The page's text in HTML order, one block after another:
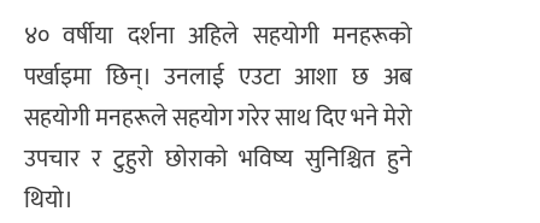
४० वर्षीया दर्शना अहिले सहयोगी मनहरूको
पर्खाइमा छिन्। उनलाई एउटा आशा छ अब
सहयोगी मनहरूले सहयोग गरेर साथ दिए भने मेरो
उपचार र टुहुरो छोराको भविष्य सुनिश्चित हुने
थियो।